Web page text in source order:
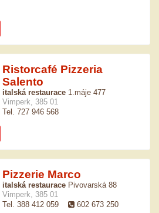
Ristorcafé Pizzeria
Salento
italská restaurace 1.máje 477
Vimperk, 385 01
Tel. 727 946 568
Pizzerie Marco
italská restaurace Pivovarská 88
Vimperk, 385 01
Tel. 388 412 059
602 673 250